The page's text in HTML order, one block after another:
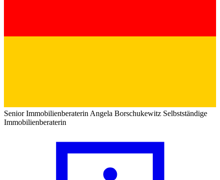
Senior Immobilienberaterin Angela Borschukewitz Selbstständige
Immobilienberaterin